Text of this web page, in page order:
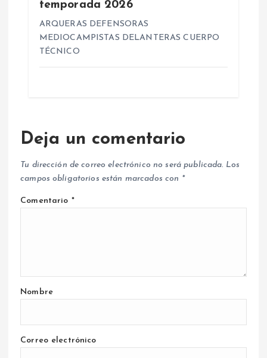
temporada 2026
ARQUERAS DEFENSORAS
MEDIOCAMPISTAS DELANTERAS CUERPO
TÉCNICO
Deja un comentario
Tu dirección de correo electrónico no será publicada. Los
campos obligatorios están marcados con *
Comentario *
Nombre
Correo electrónico